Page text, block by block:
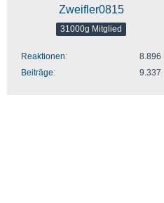
Zweifler0815
31000g Mitglied
Reaktionen
8.896
Beiträge
9.337